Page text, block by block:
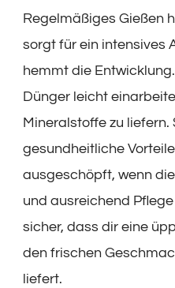
Regelmäßiges Gießen
sorgt für ein intensives
hemmt die
Dünger leicht
Mineralstoffe zu
gesundheitliche
ausgeschöpft, wenn
und ausreichend
sicher, dass dir eine
den frischen
liefert.